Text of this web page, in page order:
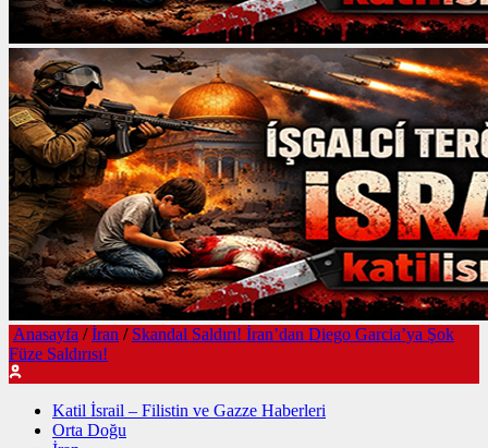
Anasayfa / İran / Skandal Saldırı! İran’dan Diego Garcia’ya Şok
Füze Saldırısı!
Katil İsrail – Filistin ve Gazze Haberleri
Orta Doğu